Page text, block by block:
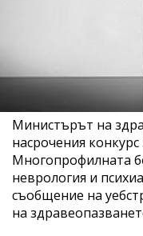
Министърът на
насрочения
Многопрофилната
неврология и
съобщение на
на